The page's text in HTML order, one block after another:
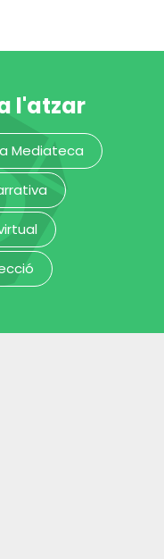
l'atzar
Mediateca